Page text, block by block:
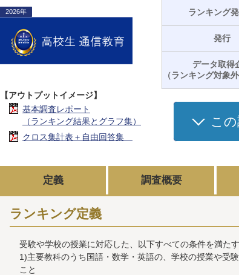
2026年
【アウトプットイメージ】
基本調査レポート
（ランキング結果とグラフ集）
クロス集計表＋自由回答集
ランキング
発行
データ取得
（ランキング対象
こ
定義 調査概要
ランキング定義
受験や学校の授業に対応した、以下すべての条件を満た
1)主要教科のうち国語・数学・英語の、学校の授業や受
こと